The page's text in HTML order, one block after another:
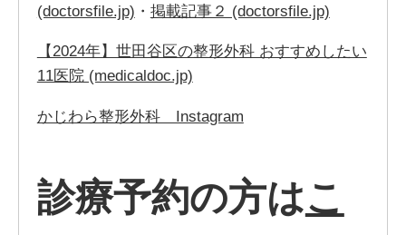
(doctorsfile.jp) ・ 掲載記事２ (doctorsfile.jp)
【2024年】世田谷区の整形外科 おすすめしたい
11医院 (medicaldoc.jp)
かじわら整形外科 Instagram
診療予約の方はこ